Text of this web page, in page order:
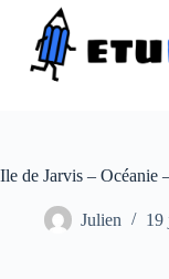
contenu
Ile de Jarvis – Océanie
Julien 19